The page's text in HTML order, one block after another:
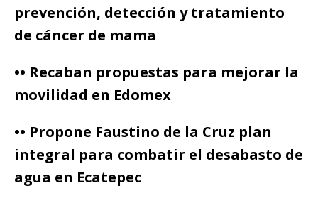
prevención, detección y tratamiento
de cáncer de mama
•• Recaban propuestas para mejorar la
movilidad en Edomex
•• Propone Faustino de la Cruz plan
integral para combatir el desabasto de
agua en Ecatepec